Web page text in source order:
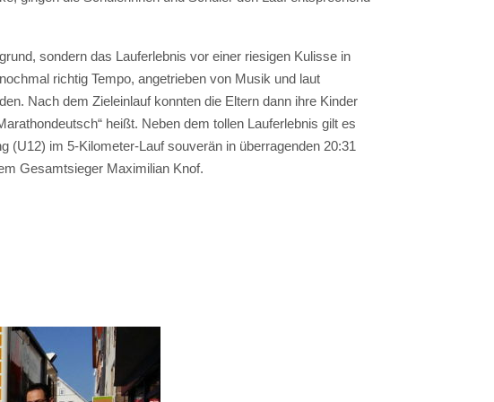
sondern das Lauferlebnis vor einer riesigen Kulisse in
richtig Tempo, angetrieben von Musik und laut
Nach dem Zieleinlauf konnten die Eltern dann ihre Kinder
heißt. Neben dem tollen Lauferlebnis gilt es
im 5-Kilometer-Lauf souverän in überragenden 20:31
Gesamtsieger Maximilian Knof.